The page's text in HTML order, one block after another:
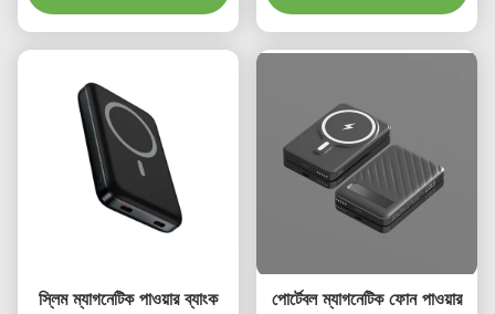
স্লিম ম্যাগনেটিক পাওয়ার ব্যাংক
পোর্টেবল ম্যাগনেটিক ফোন পাওয়ার